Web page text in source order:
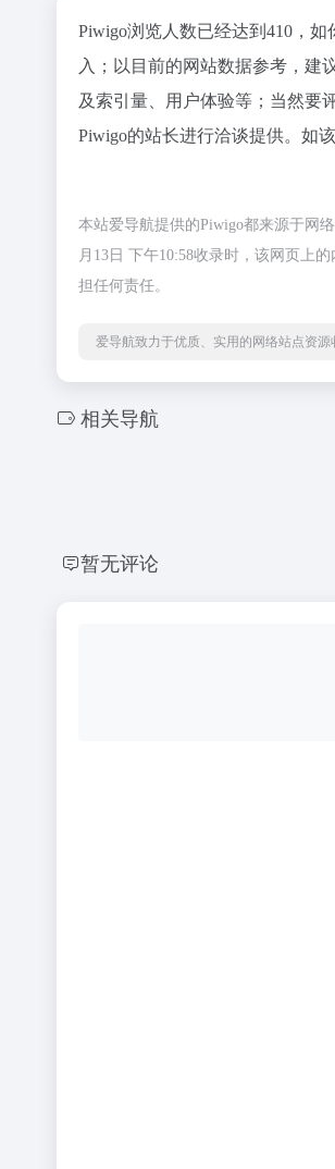
Piwigo浏览人数已经达到410，
入；以目前的网站数据参考，建
及索引量、用户体验等；当然要
Piwigo的站长进行洽谈提供。如
本站爱导航提供的Piwigo都来源于网
月13日 下午10:58收录时，该网页上
担任何责任。
爱导航致力于优质、实用的网络站点资源
相关导航
暂无评论